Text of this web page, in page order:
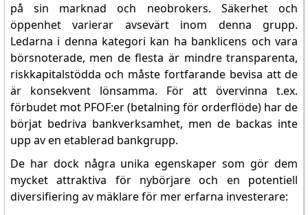
på sin marknad och neobrokers. Säkerhet och
öppenhet varierar avsevärt inom denna grupp.
Ledarna i denna kategori kan ha banklicens och vara
börsnoterade, men de flesta är mindre transparenta,
riskkapitalstödda och måste fortfarande bevisa att de
är konsekvent lönsamma. För att övervinna t.ex.
förbudet mot PFOF:er (betalning för orderflöde) har de
börjat bedriva bankverksamhet, men de backas inte
upp av en etablerad bankgrupp.
De har dock några unika egenskaper som gör dem
mycket attraktiva för nybörjare och en potentiell
diversifiering av mäklare för mer erfarna investerare: